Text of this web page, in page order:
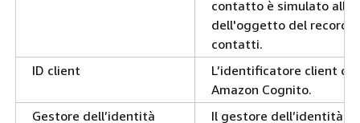
contatto è simulato
dell'oggetto del record
contatti.
ID client
L’identificatore client
Amazon Cognito.
Gestore dell’identità
Il gestore dell’identità